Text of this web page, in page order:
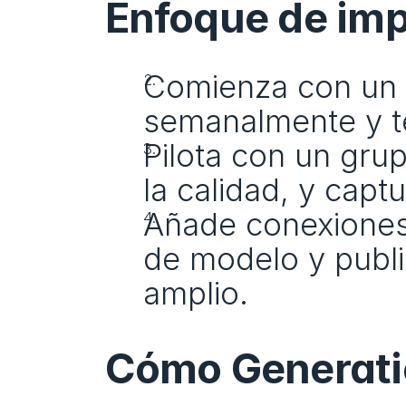
Enfoque de
Comienza con
semanalmente y
Pilota con un
la calidad, y
Añade
de modelo y
amplio.
Cómo